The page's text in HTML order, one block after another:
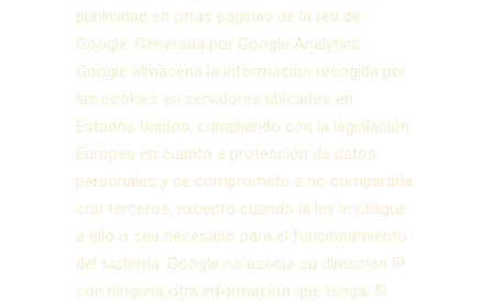
publicidad en otras páginas de la red de
Google. Generada por Google Analytics.
Google almacena la informacion recogida por
las cookies en servidores ubicados en
Estados Unidos, cumpliendo con la legislación
Europea en cuanto a protección de datos
personales y se compromete a no compartirla
con terceros, excepto cuando la ley le obligue
a ello o sea necesario para el funcionamiento
del sistema. Google no asocia su direccion IP
con ninguna otra informacion que tenga. Si